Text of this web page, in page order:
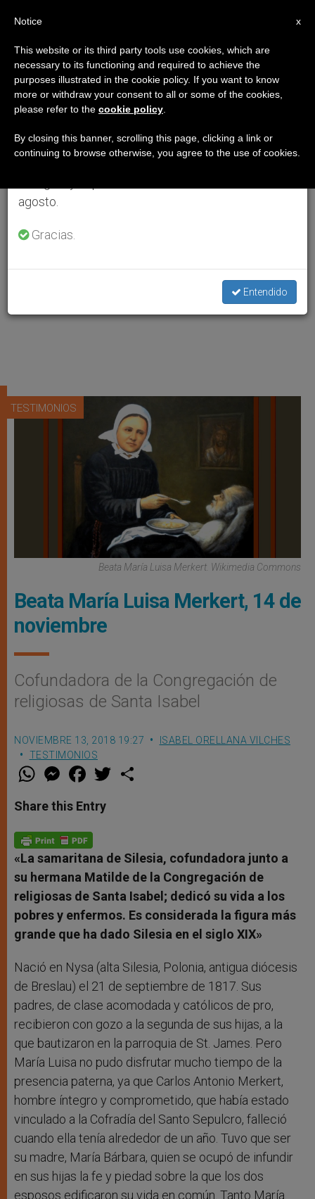
TESTIMONIOS
Beata María Luisa Merkert. Wikimedia Commons
Beata María Luisa Merkert, 14 de
noviembre
Cofundadora de la Congregación de
religiosas de Santa Isabel
NOVIEMBRE 13, 2018 19:27
ISABEL ORELLANA VILCHES
TESTIMONIOS
W
t
s
p
p
M
e
s
e
g
e
r
F
a
e
b
o
k
w
Share this Entry
«La samaritana de Silesia, cofundadora junto a
su hermana Matilde de la Congregación de
religiosas de Santa Isabel; dedicó su vida a los
pobres y enfermos. Es considerada la figura más
grande que ha dado Silesia en el siglo XIX»
Nació en Nysa (alta Silesia, Polonia, antigua diócesis
de Breslau) el 21 de septiembre de 1817. Sus
padres, de clase acomodada y católicos de pro,
recibieron con gozo a la segunda de sus hijas, a la
que bautizaron en la parroquia de St. James. Pero
María Luisa no pudo disfrutar mucho tiempo de la
presencia paterna, ya que Carlos Antonio Merkert,
hombre íntegro y comprometido, que había estado
vinculado a la Cofradía del Santo Sepulcro, falleció
cuando ella tenía alrededor de un año. Tuvo que ser
su madre, María Bárbara, quien se ocupó de infundir
en sus hijas la fe y piedad sobre la que los dos
esposos edificaron su vida en común. Tanto María
×
Aviso importante
Del 27 de julio al 7 de agosto haremos la pausa
anual, aprovechando que en el periodo de verano
se generan menos informaciones y también el
agosto.
Gracias.
Entendido
x
Notice
This website or its third party tools use cookies, which are
necessary to its functioning and required to achieve the
purposes illustrated in the cookie policy. If you want to know
more or withdraw your consent to all or some of the cookies,
please refer to the cookie policy
By closing this banner, scrolling this page, clicking a link or
continuing to browse otherwise, you agree to the use of cookies.